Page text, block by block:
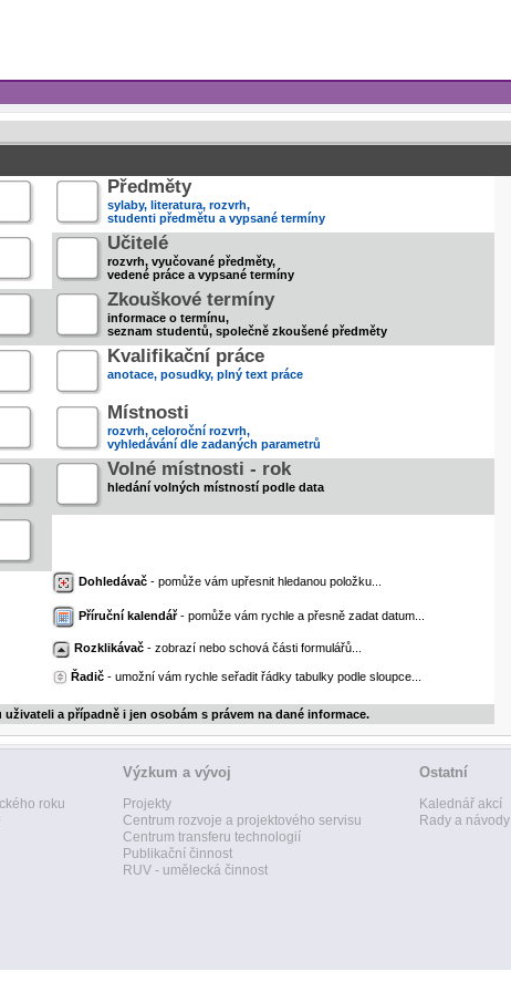
Předměty
sylaby, literatura, rozvrh,
studenti předmětu a vypsané termíny
Učitelé
rozvrh, vyučované předměty,
vedené práce a vypsané termíny
Zkouškové termíny
informace o termínu,
seznam studentů, společně zkoušené předměty
Kvalifikační práce
anotace, posudky, plný text práce
Místnosti
rozvrh, celoroční rozvrh,
vyhledávání dle zadaných parametrů
Volné místnosti - rok
hledání volných místností podle data
Dohledávač - pomůže vám upřesnit hledanou položku...
Příruční kalendář- pomůže vám rychle a přesně zadat datum...
Rozklikávač - zobrazí nebo schová části formulářů...
Řadič - umožní vám rychle seřadit řádky tabulky podle sloupce...
a případně i jen osobám s právem na dané informace.
roku
Výzkum a vývoj
Projekty
Centrum rozvoje a projektového servisu
Centrum transferu technologií
Publikační činnost
RUV - umělecká činnost
Ostatní
Kalednář akcí
Rady a návody